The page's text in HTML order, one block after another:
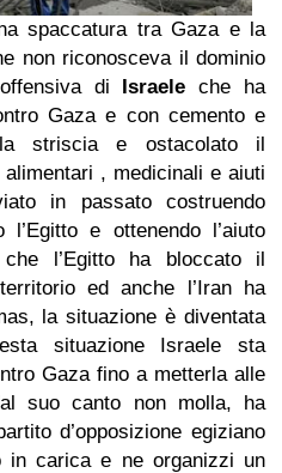
spaccatura tra Gaza e la
non riconosceva il dominio
di Israele che ha
Gaza e con cemento e
striscia e ostacolato il
, medicinali e aiuti
in passato costruendo
e ottenendo l’aiuto
che l’Egitto ha bloccato il
ed anche l’Iran ha
la situazione è diventata
situazione Israele sta
Gaza fino a metterla alle
suo canto non molla, ha
d’opposizione egiziano
in carica e ne organizzi un